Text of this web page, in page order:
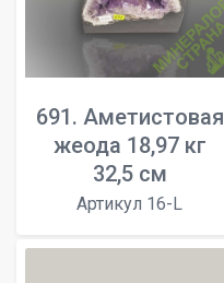
691. Аметистовая
жеода 18,97 кг
32,5 см
Артикул 16-L